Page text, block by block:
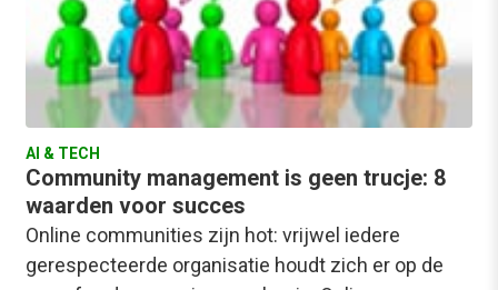
AI & TECH
Community management is geen trucje: 8
waarden voor succes
Online communities zijn hot: vrijwel iedere
gerespecteerde organisatie houdt zich er op de